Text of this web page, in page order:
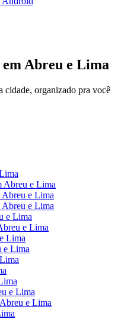
Abreu e Lima
cidade, organizado pra você
Abreu e Lima
Abreu e Lima
Abreu e Lima
e Lima
e Lima
Lima
e Lima
e Lima
Abreu e Lima